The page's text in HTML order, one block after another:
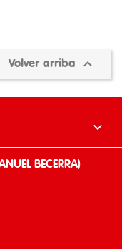
Volver arriba 

BECERRA)